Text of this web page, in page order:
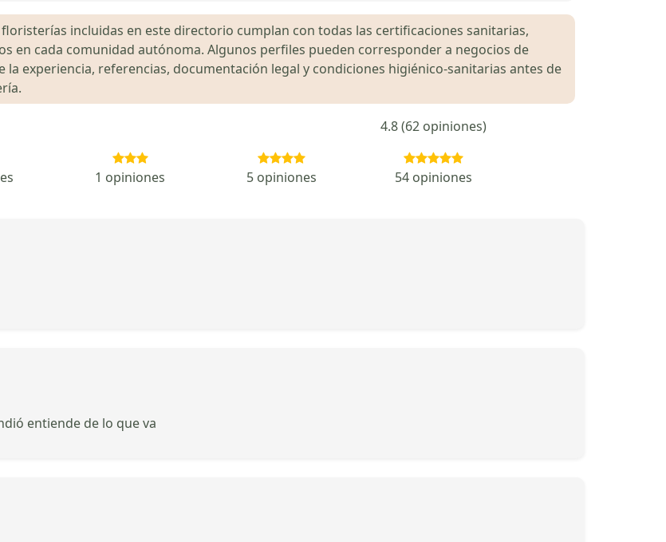
incluidas en este directorio cumplan con todas las certificaciones sanitarias,
en cada comunidad autónoma. Algunos perfiles pueden corresponder a negocios de
experiencia, referencias, documentación legal y condiciones higiénico-sanitarias antes de
4.8 (62 opiniones)
1 opiniones 5 opiniones 54 opiniones
entiende de lo que va